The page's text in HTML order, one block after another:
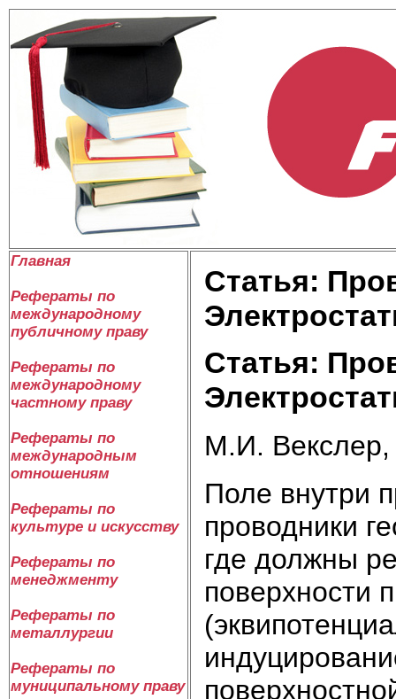
Главная
Рефераты по
международному
публичному праву
Рефераты по
международному
частному праву
Рефераты по
международным
отношениям
Рефераты по
культуре и искусству
Рефераты по
менеджменту
Рефераты по
металлургии
Рефераты по
муниципальному праву
Статья:
Статья:
М.И. Векслер,
Поле внутри
проводники
где должны
поверхности